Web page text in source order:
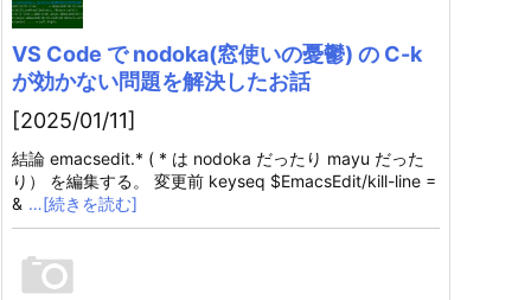
VS Code で nodoka(窓使いの憂鬱) の C-k
が効かない問題を解決したお話
[2025/01/11]
結論 emacsedit.* ( * は nodoka だったり mayu だった
り） を編集する。 変更前 keyseq $EmacsEdit/kill-line =
& …[続きを読む]